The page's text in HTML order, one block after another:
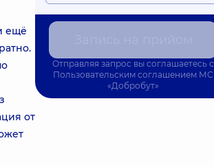
ещё
от
Отправляя запрос вы соглашаетесь с
Пользовательским соглашением МС
«Добробут»